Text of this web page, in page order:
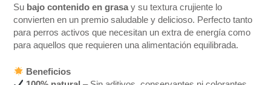
Su bajo contenido en grasa y su textura crujiente lo
convierten en un premio saludable y delicioso. Perfecto tanto
para perros activos que necesitan un extra de energía como
para aquellos que requieren una alimentación equilibrada.
Beneficios